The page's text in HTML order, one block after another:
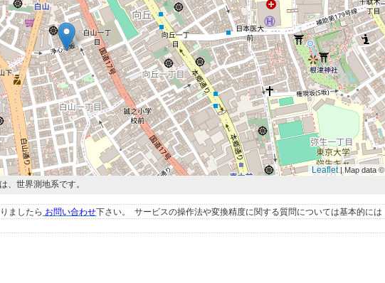
Leaflet| Map data ©
世界測地系です。
ましたら お問い合わせ下さい。 サービスの操作法や変換精度に関する質問については基本的には